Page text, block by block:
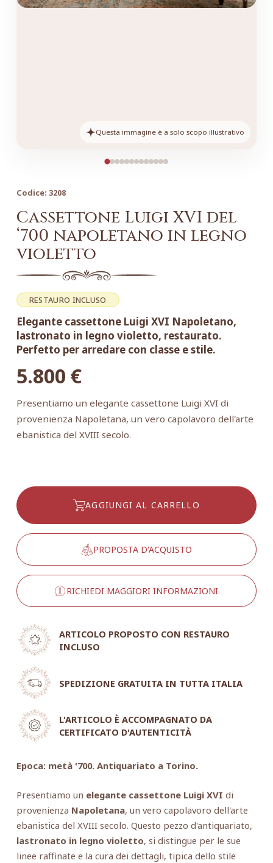
Questa immagine è a solo scopo illustrativo
Codice: 3208
Cassettone Luigi XVI del
‘700 napoletano in legno
violetto
RESTAURO INCLUSO
Elegante cassettone Luigi XVI Napoletano,
lastronato in legno violetto, restaurato.
Perfetto per arredare con classe e stile.
5.800 €
Presentiamo un elegante cassettone Luigi XVI di
provenienza Napoletana, un vero capolavoro dell'arte
ebanistica del XVIII secolo.
AGGIUNGI AL CARRELLO
PROPOSTA D'ACQUISTO
RICHIEDI MAGGIORI INFORMAZIONI
ARTICOLO PROPOSTO CON RESTAURO
INCLUSO
SPEDIZIONE GRATUITA IN TUTTA ITALIA
L'ARTICOLO È ACCOMPAGNATO DA
CERTIFICATO D'AUTENTICITÀ
Epoca: metà '700. Antiquariato a Torino.
Presentiamo un elegante cassettone Luigi XVI di
provenienza Napoletana, un vero capolavoro dell'arte
ebanistica del XVIII secolo. Questo pezzo d'antiquariato,
lastronato in legno violetto, si distingue per le sue
linee raffinate e la cura dei dettagli, tipica dello stile